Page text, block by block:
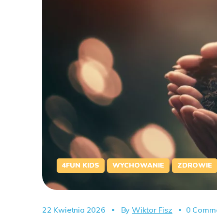
4FUN KIDS WYCHOWANIE ZDROWIE
22 Kwietnia 2026 ByWiktor Fisz 0